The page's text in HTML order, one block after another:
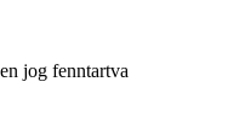
jog fenntartva